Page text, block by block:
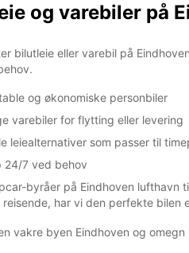
og varebiler på
bilutleie eller varebil på
og økonomiske personbiler
varebiler for flytting eller levering
leiealternativer som passer til
24/7 ved behov
byråer på Eindhoven lufthavn
reisende, har vi den perfekte bilen
vakre byen Eindhoven og